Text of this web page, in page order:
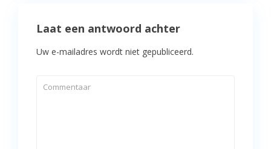
Laat een antwoord achter
Uw e-mailadres wordt niet gepubliceerd.